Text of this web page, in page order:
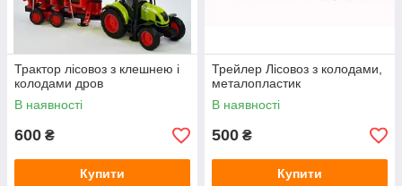
Трактор лісовоз з клешнею і
колодами дров
В наявності
600 ₴
Купити
Трейлер Лісовоз з колодами,
металопластик
В наявності
500 ₴
Купити